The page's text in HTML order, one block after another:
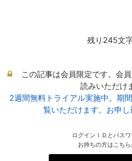
残り245文
この記事は会員限定です。会
読みいただけ
2週間無料トライアル実施中。期
覧いただけます。お申
ログインＩＤとパス
お持ちの方はこちら